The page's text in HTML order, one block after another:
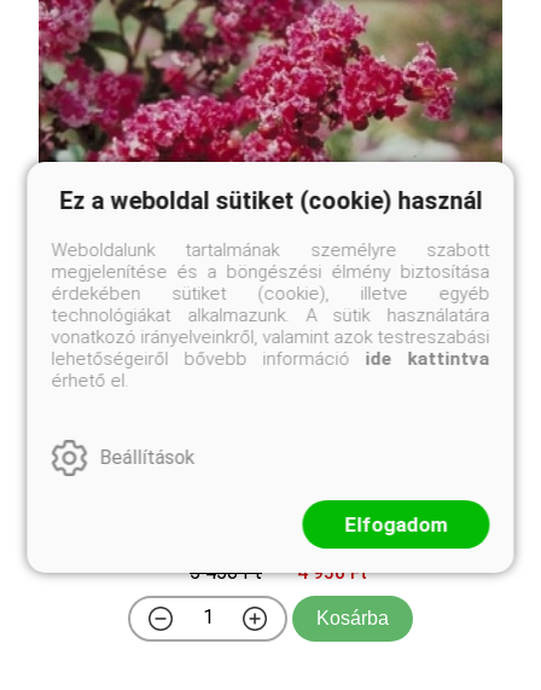
Lagerstroemia 'Berlingot Menthe'
5 450 Ft
Online ár
4 950 Ft
Kosárba
Ez a weboldal sütiket (cookie) használ
Weboldalunk tartalmának személyre szabott
megjelenítése és a böngészési élmény biztosítása
érdekében sütiket (cookie), illetve egyéb
technológiákat alkalmazunk. A sütik használatára
vonatkozó irányelveinkről, valamint azok testreszabási
lehetőségeiről bővebb információ ide kattintva
érhető el.
Beállítások
Elfogadom